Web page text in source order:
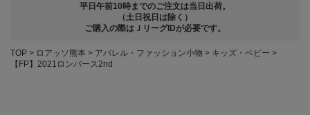
平日午前10時までのご注文は当日出荷。
（土日祝日は除く）
ご購入の際はＪリーグIDが必要です。
TOP ロアッソ熊本 アパレル・ファッション小物
キッズ・ベビー
【FP】2021ロンパース2nd